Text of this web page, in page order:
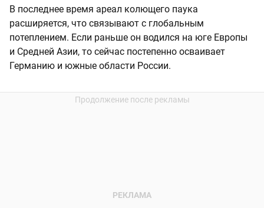
В последнее время ареал колющего паука
расширяется, что связывают с глобальным
потеплением. Если раньше он водился на юге Европы
и Средней Азии, то сейчас постепенно осваивает
Германию и южные области России.